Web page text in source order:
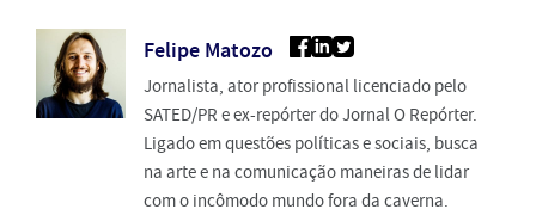
Felipe Matozo
Jornalista, ator profissional licenciado pelo
SATED/PR e ex-repórter do Jornal O Repórter.
Ligado em questões políticas e sociais, busca
na arte e na comunicação maneiras de lidar
com o incômodo mundo fora da caverna.